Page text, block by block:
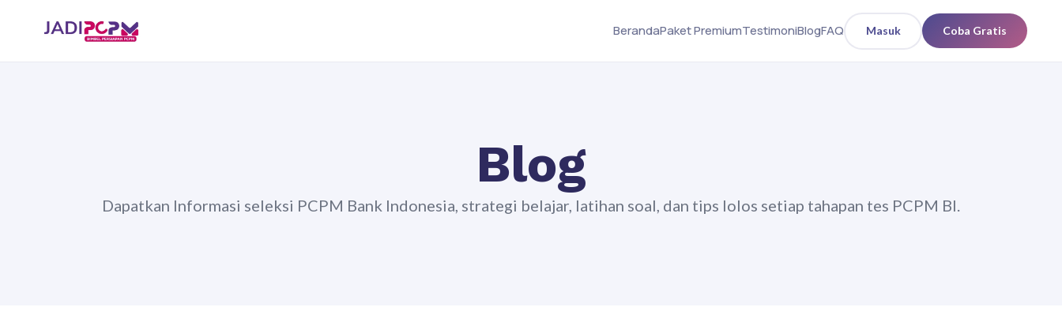
BerandaPaket PremiumTestimoniBlogFAQ Masuk Coba Gratis
Blog
Dapatkan Informasi seleksi PCPM Bank Indonesia, strategi belajar, latihan soal, dan tips lolos setiap tahapan tes PCPM BI.